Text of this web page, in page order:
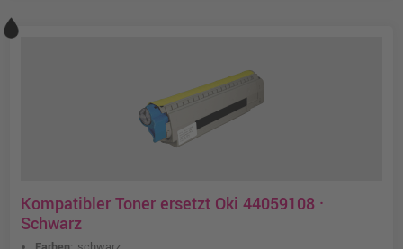
Kompatibler Toner ersetzt Oki 44059108 ·
Schwarz